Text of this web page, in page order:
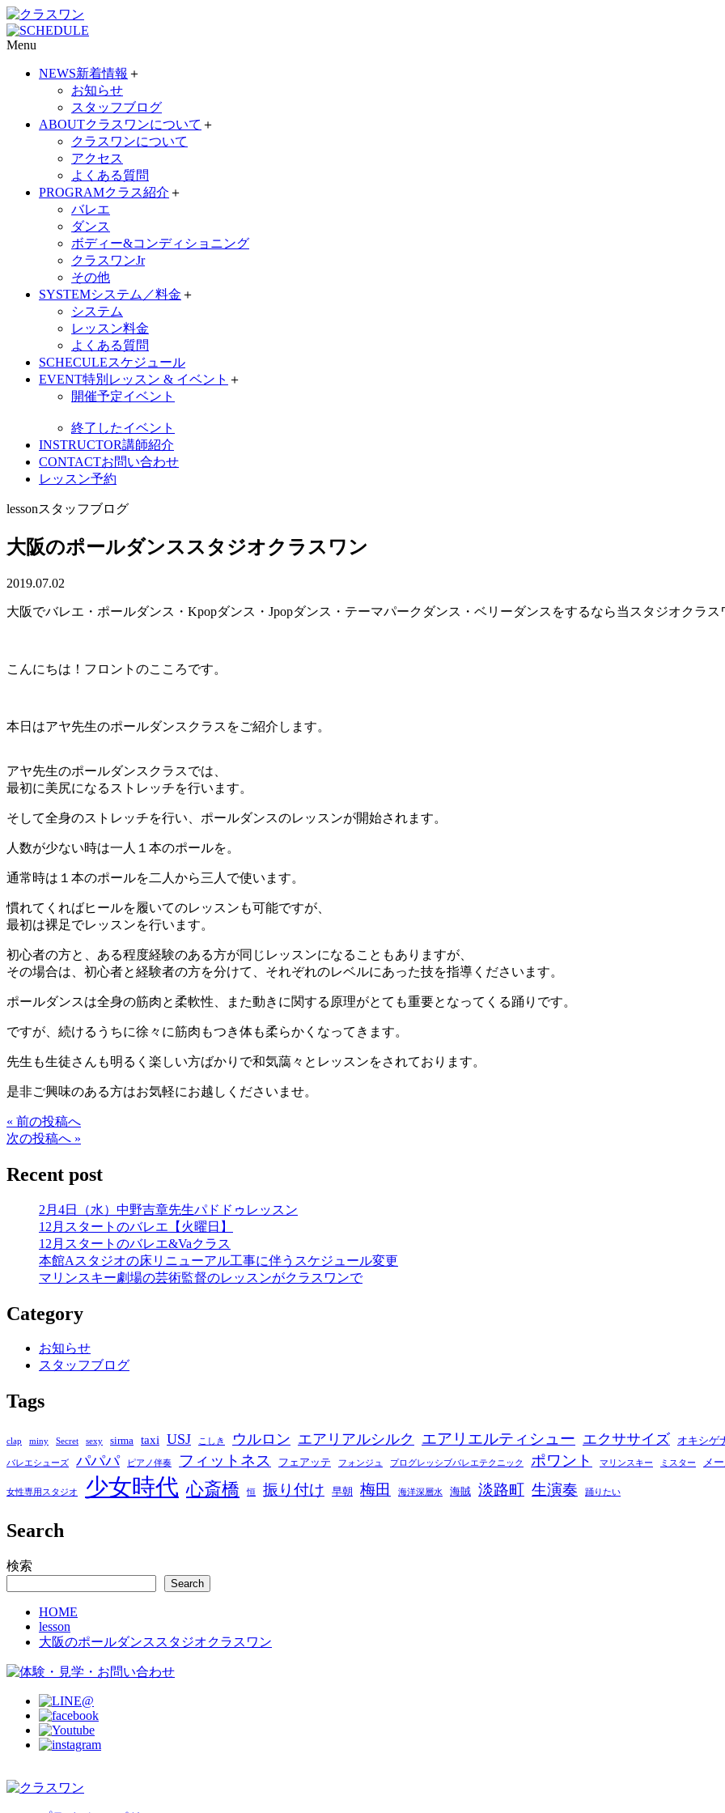
Menu
NEWS新着情報 ＋
お知らせ
スタッフブログ
ABOUTクラスワンについて ＋
クラスワンについて
アクセス
よくある質問
PROGRAMクラス紹介 ＋
バレエ
ダンス
ボディー&コンディショニング
クラスワンJr
その他
SYSTEMシステム／料金 ＋
システム
レッスン料金
よくある質問
SCHECULEスケジュール
EVENT特別レッスン & イベント ＋
開催予定イベント
終了したイベント
INSTRUCTOR講師紹介
CONTACTお問い合わせ
レッスン予約
lessonスタッフブログ
大阪のポールダンススタジオクラスワン
2019.07.02
大阪でバレエ・ポールダンス・Kpopダンス・Jpopダンス・テーマパークダンス・ベリーダンスをするなら当スタジオクラス
こんにちは！フロントのこころです。
本日はアヤ先生のポールダンスクラスをご紹介します。
アヤ先生のポールダンスクラスでは、
最初に美尻になるストレッチを行います。
そして全身のストレッチを行い、ポールダンスのレッスンが開始されます。
人数が少ない時は一人１本のポールを。
通常時は１本のポールを二人から三人で使います。
慣れてくればヒールを履いてのレッスンも可能ですが、
最初は裸足でレッスンを行います。
初心者の方と、ある程度経験のある方が同じレッスンになることもありますが、
その場合は、初心者と経験者の方を分けて、それぞれのレベルにあった技を指導くださいます。
ポールダンスは全身の筋肉と柔軟性、また動きに関する原理がとても重要となってくる踊りです。
ですが、続けるうちに徐々に筋肉もつき体も柔らかくなってきます。
先生も生徒さんも明るく楽しい方ばかりで和気藹々とレッスンをされております。
是非ご興味のある方はお気軽にお越しくださいませ。
« 前の投稿へ
次の投稿へ »
Recent post
2月4日（水）中野吉章先生パドドゥレッスン
12月スタートのバレエ【火曜日】
12月スタートのバレエ&Vaクラス
本館Aスタジオの床リニューアル工事に伴うスケジュール変更
マリンスキー劇場の芸術監督のレッスンがクラスワンで
Category
お知らせ
スタッフブログ
Tags
clap miny Secret sexy sirma taxi USJ こしき ウルロン エアリアルシルク エアリエルティシュー エクササイズ オキシゲ
バレエシューズ パパパ ピアノ伴奏 フィットネス フェアッテ フォンジュ プログレッシブバレエテクニック ポワント マリンスキー ミスター メ
女性専用スタジオ 少女時代 心斎橋 恒 振り付け 早朝 梅田 海洋深層水 海賊 淡路町 生演奏 踊りたい
Search
検索
Search
HOME
lesson
大阪のポールダンススタジオクラスワン